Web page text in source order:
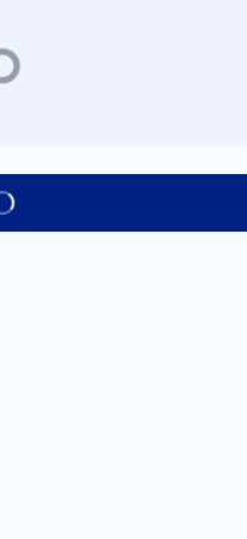
all